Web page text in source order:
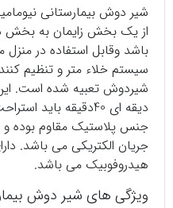
شیر دوش
از یک بخش زایمان به بخش
باشد وقابل استفاده در
سیستم خلاء متر و تنظیم
دیقه ای 40دقیقه
جنس پلاستیک مقاوم بوده و
جریان الکتریکی می باشد.
هیدروفوبیک می باشد.
ویژگی های شیر دوش